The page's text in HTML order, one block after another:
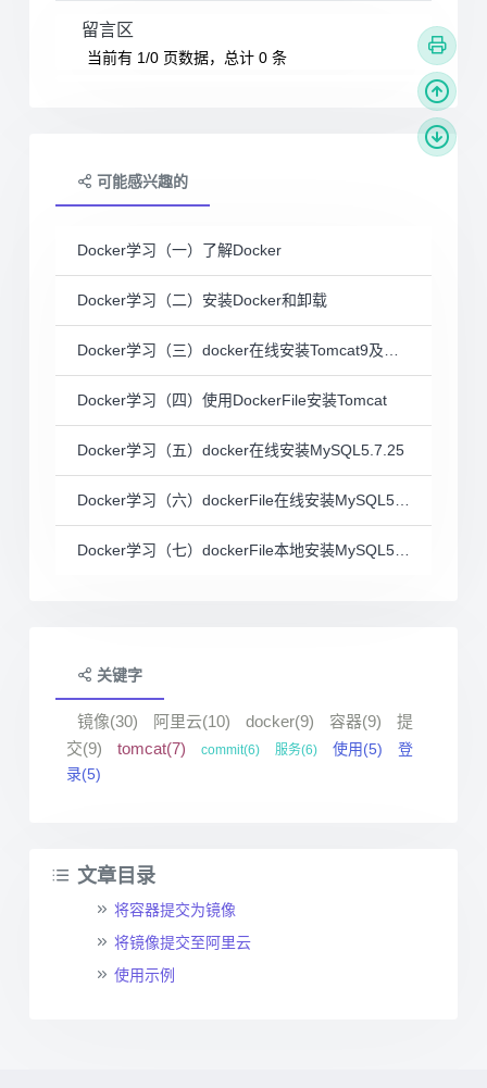
留言区
当前有 1/0 页数据，总计 0 条
可能感兴趣的
Docker学习（一）了解Docker
Docker学习（二）安装Docker和卸载
Docker学习（四）使用DockerFile安装Tomcat
Docker学习（五）docker在线安装MySQL5.7.25
关键字
镜像(30) 阿里云(10) docker(9) 容器(9)
提
交(9)
tomcat(7) commit(6) 服务(6) 使用(5)
登
录(5)
文章目录
将容器提交为镜像
将镜像提交至阿里云
使用示例